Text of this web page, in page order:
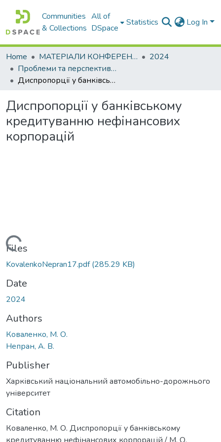
Communities
& Collections
All of
DSpace
Statistics Log In
Home МАТЕРІАЛИ КОНФЕРЕНЦІЙ
2024
Проблеми та перспективи розвитку підприємництва
Диспропорції у банківському кредитуванню нефінансових корпорацій
Диспропорції у банківському
кредитуванню нефінансових
корпорацій
Loading...
Files
KovalenkoNepran17.pdf(285.29 KB)
Date
2024
Authors
Коваленко, М. О.
Непран, А. В.
Publisher
Харківський національний автомобільно-дорожнього
університет
Citation
Коваленко, М. О. Диспропорції у банківському